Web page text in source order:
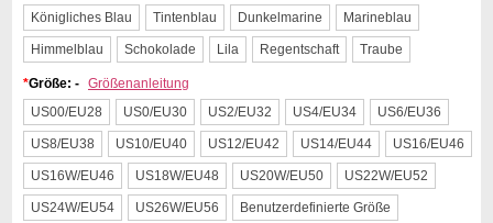
Königliches Blau Tintenblau Dunkelmarine Marineblau
Himmelblau Schokolade Lila Regentschaft Traube
*Größe: - Größenanleitung
US00/EU28
US0/EU30 US2/EU32 US4/EU34 US6/EU36
US8/EU38 US10/EU40 US12/EU42 US14/EU44 US16/EU46
US16W/EU46 US18W/EU48 US20W/EU50 US22W/EU52
US24W/EU54 US26W/EU56 Benutzerdefinierte Größe